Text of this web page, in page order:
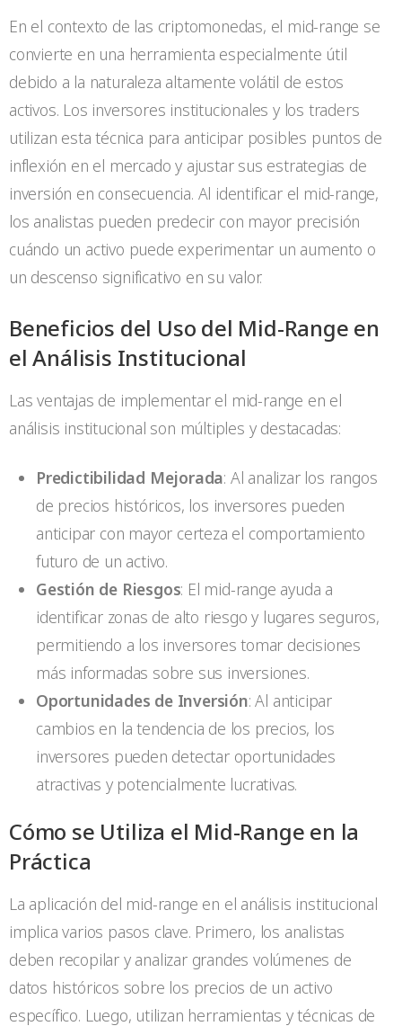
En el contexto de las criptomonedas, el mid-range se
convierte en una herramienta especialmente útil
debido a la naturaleza altamente volátil de estos
activos. Los inversores institucionales y los traders
utilizan esta técnica para anticipar posibles puntos de
inflexión en el mercado y ajustar sus estrategias de
inversión en consecuencia. Al identificar el mid-range,
los analistas pueden predecir con mayor precisión
cuándo un activo puede experimentar un aumento o
un descenso significativo en su valor.
Beneficios del Uso del Mid-Range en
el Análisis Institucional
Las ventajas de implementar el mid-range en el
análisis institucional son múltiples y destacadas:
Predictibilidad Mejorada: Al analizar los rangos
de precios históricos, los inversores pueden
anticipar con mayor certeza el comportamiento
futuro de un activo.
Gestión de Riesgos: El mid-range ayuda a
identificar zonas de alto riesgo y lugares seguros,
permitiendo a los inversores tomar decisiones
más informadas sobre sus inversiones.
Oportunidades de Inversión: Al anticipar
cambios en la tendencia de los precios, los
inversores pueden detectar oportunidades
atractivas y potencialmente lucrativas.
Cómo se Utiliza el Mid-Range en la
Práctica
La aplicación del mid-range en el análisis institucional
implica varios pasos clave. Primero, los analistas
deben recopilar y analizar grandes volúmenes de
datos históricos sobre los precios de un activo
específico. Luego, utilizan herramientas y técnicas de